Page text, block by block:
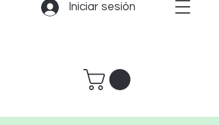
Iniciar sesión